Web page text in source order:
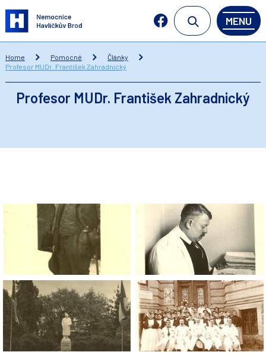
MENU
Home Pomocné
Články
Profesor MUDr. František Zahradnický
Profesor MUDr. František Zahradnický